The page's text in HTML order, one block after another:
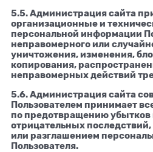
5.5. Администрация сайта
организационные и
персональной информации
неправомерного или
уничтожения, изменения,
копирования,
неправомерных действий
5.6. Администрация сайта
Пользователем принимает
по предотвращению
отрицательных
или разглашением
Пользователя.